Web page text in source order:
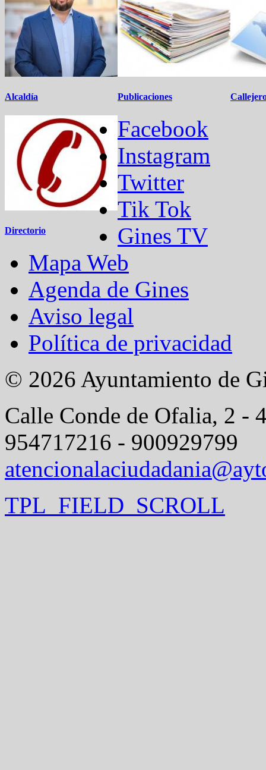
Alcaldía Publicaciones
Directorio
Facebook
Instagram
Twitter
Tik Tok
Gines TV
Mapa Web
Agenda de Gines
Aviso legal
Política de privacidad
© 2026 Ayuntamiento de
Calle Conde de Ofalia, 2 -
954717216 - 900929799
TPL_FIELD_SCROLL